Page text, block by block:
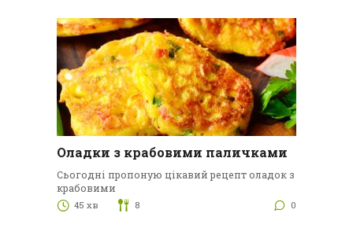
Оладки з крабовими паличками
Сьогодні пропоную цікавий рецепт оладок з
крабовими
45 хв 8 0